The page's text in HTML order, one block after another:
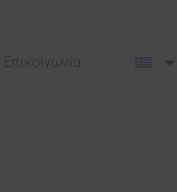
Επικοινωνία